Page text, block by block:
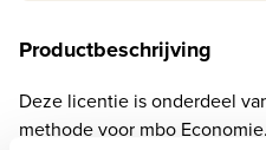
Productbeschrijving
Deze licentie is onderdeel
methode voor mbo